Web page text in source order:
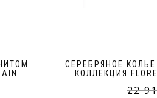
СЕРЕБРЯНОЕ
КОЛЛЕКЦИЯ
22